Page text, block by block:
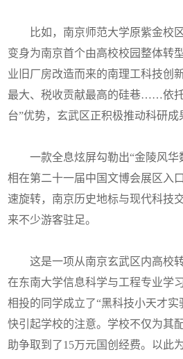
比如，南京师范大学原紫金校
变身为南京首个由高校校园整体转
业旧厂房改造而来的南理工科技创
最大、税收贡献最高的硅巷……依
台”优势，玄武区正积极推动科研成
一款全息炫屏勾勒出“金陵风华
相在第二十一届中国文博会展区入
速旋转，南京历史地标与现代科技
来不少游客驻足。
这是一项从南京玄武区内高校
在东南大学信息科学与工程专业学
相投的同学成立了“黑科技小天才实
快引起学校的注意。学校不仅为其
助争取到了15万元国创经费。以此